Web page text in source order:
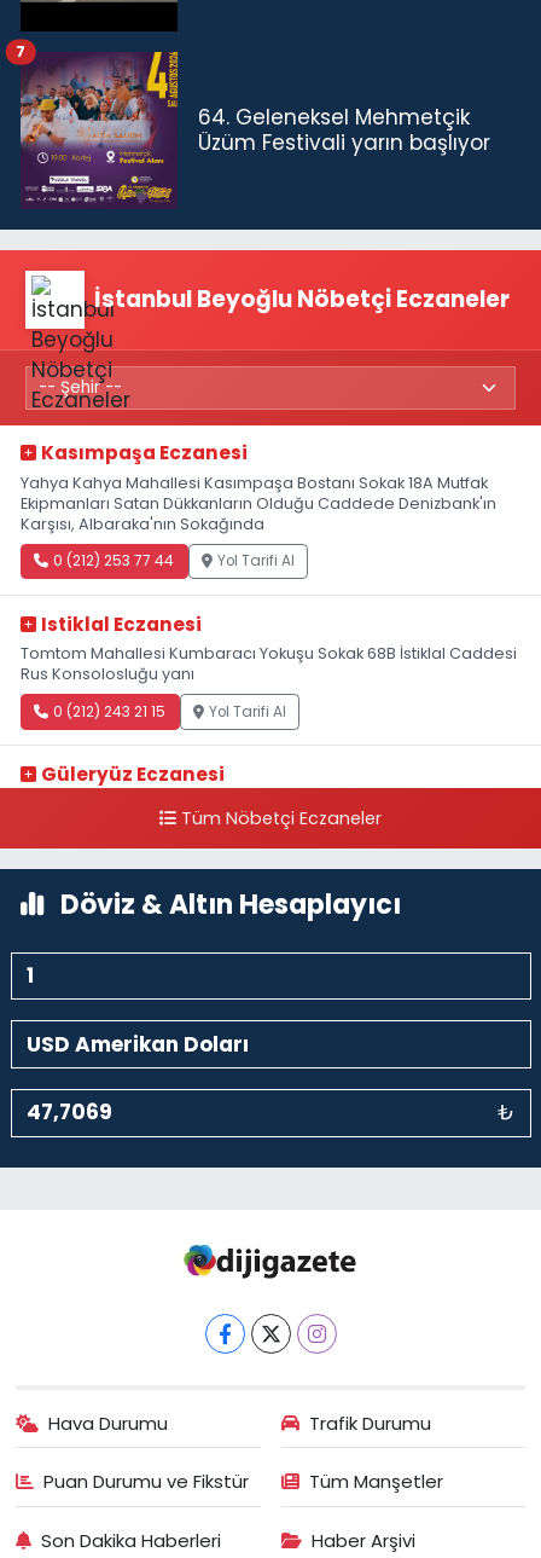
64. Geleneksel Mehmetçik
Üzüm Festivali yarın başlıyor
7
İstanbul Beyoğlu Nöbetçi Eczaneler
Kasımpaşa Eczanesi
Yahya Kahya Mahallesi Kasımpaşa Bostanı Sokak 18A Mutfak
Ekipmanları Satan Dükkanların Olduğu Caddede Denizbank'ın
Karşısı, Albaraka'nın Sokağında
0 (212) 253 77 44 Yol Tarifi Al
Istiklal Eczanesi
Tomtom Mahallesi Kumbaracı Yokuşu Sokak 68B İstiklal Caddesi
Rus Konsolosluğu yanı
0 (212) 243 21 15 Yol Tarifi Al
Güleryüz Eczanesi
kalaycıbahçe Meydana DoğruTüm Nöbetçi Eczaneler
Döviz & Altın Hesaplayıcı
₺
Hava Durumu Trafik Durumu
Puan Durumu ve Fikstür Tüm Manşetler
Son Dakika Haberleri Haber Arşivi